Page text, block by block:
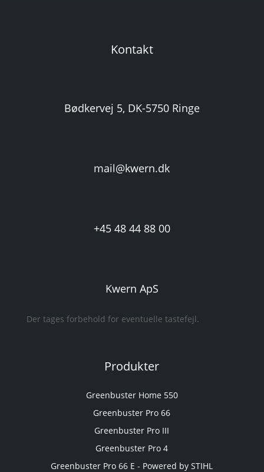
Kontakt
Bødkervej 5, DK-5750 Ringe
mail@kwern.dk
+45 48 44 88 00
Kwern ApS
Der tages forbehold for eventuelle tastefejl.
Produkter
Greenbuster Home 550
Greenbuster Pro 66
Greenbuster Pro III
Greenbuster Pro 4
Greenbuster Pro 66 E - Powered by STIHL